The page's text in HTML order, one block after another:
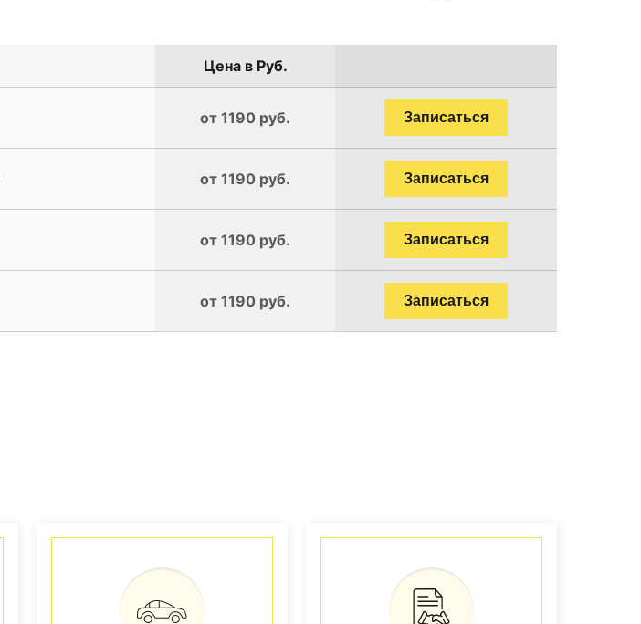
Цена в Руб.
от 1190 руб. Записаться
от 1190 руб. Записаться
от 1190 руб. Записаться
от 1190 руб. Записаться